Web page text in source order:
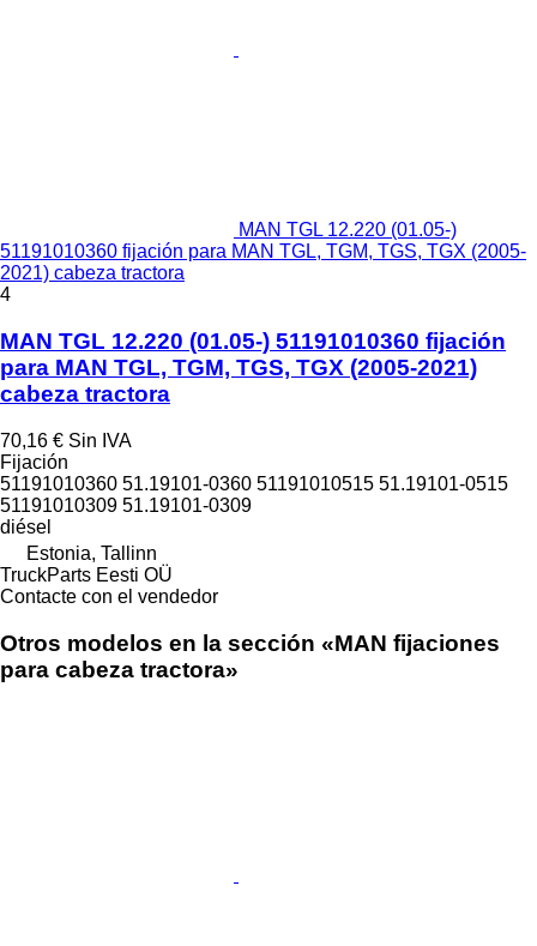
MAN TGL 12.220 (01.05-)
51191010360 fijación para MAN TGL, TGM, TGS, TGX (2005-
2021) cabeza tractora
4
MAN TGL 12.220 (01.05-) 51191010360 fijación
para MAN TGL, TGM, TGS, TGX (2005-2021)
cabeza tractora
70,16 € Sin IVA
Fijación
51191010360 51.19101-0360 51191010515 51.19101-0515
51191010309 51.19101-0309
diésel
Estonia, Tallinn
TruckParts Eesti OÜ
Contacte con el vendedor
Otros modelos en la sección «MAN fijaciones
para cabeza tractora»